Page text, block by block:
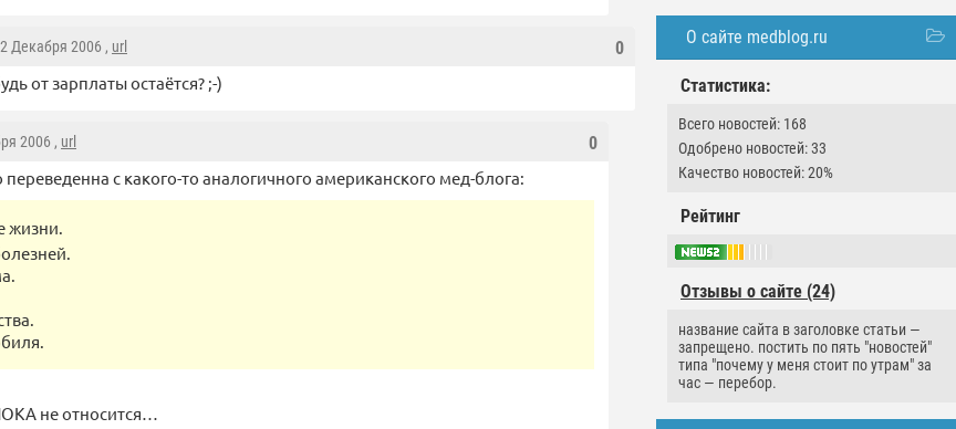
О сайте medblog.ru
Статистика:
Всего новостей: 168
Одобрено новостей: 33
Качество новостей: 20%
Рейтинг
Отзывы о сайте (24)
название сайта в заголовке статьи —
запрещено. постить по пять "новостей"
типа "почему у меня стоит по утрам" за
час — перебор.
0
Декабря 2006 , url
от зарплаты остаётся? ;-)
0
2006 , url
переведенна с какого-то аналогичного американского мед-блога:
жизни.
не относится…